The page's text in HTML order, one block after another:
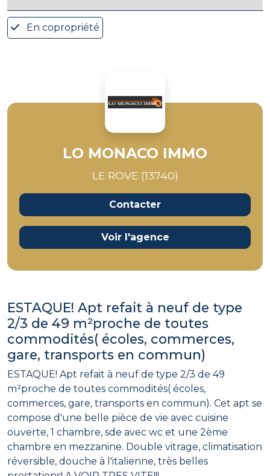
En copropriété
LO MONACO IMMO
LE ROVE (13740)
Contacter
Voir l'agence
ESTAQUE! Apt refait à neuf de type
2/3 de 49 m²proche de toutes
commodités( écoles, commerces,
gare, transports en commun)
ESTAQUE! Apt refait à neuf de type 2/3 de 49
m²proche de toutes commodités( écoles,
commerces, gare, transports en commun). Cet apt se
compose d'une belle pièce de vie avec cuisine
ouverte, 1 chambre, sde avec wc et une 2ème
chambre en mezzanine. Double vitrage, climatisation
réversible, douche à l'italienne, très belles